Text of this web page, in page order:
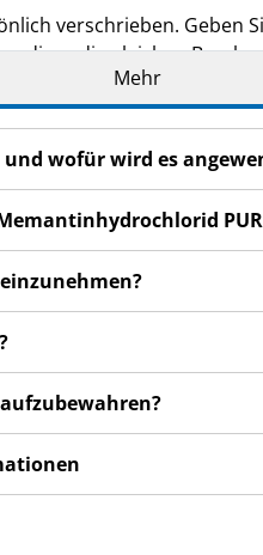
verschrieben. Geben
diese die gleichen
angegeben
Mehr
wofür wird es